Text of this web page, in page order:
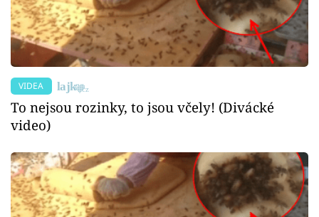
VIDEA
To nejsou rozinky, to jsou včely! (Divácké
video)